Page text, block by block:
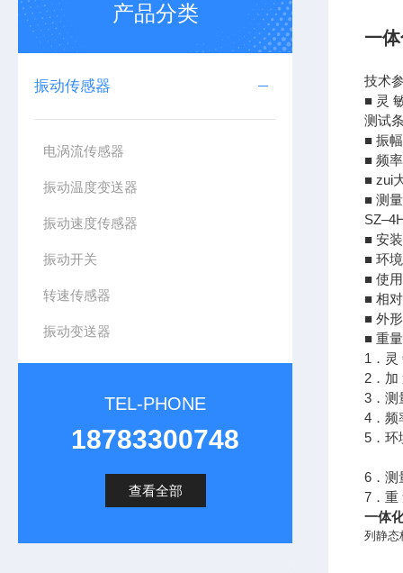
产品分类
振动传感器
电涡流传感器
振动温度变送器
振动速度传感器
振动开关
转速传感器
振动变送器
TEL-PHONE
18783300748
查看全部
一
技术
■ 灵
测试
■ 振
■ 频
■ zui
■ 测
■ 安
■ 环
■ 使
■ 相
■ 外
■ 重
1．灵
2．加
3．测
4．频
5．环
6．测
7．重
一体
列静态